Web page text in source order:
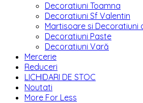
Decoratiuni Toamna
Decoratiuni Sf Valentin
Martisoare si Decoratiuni
Decoratiuni Paste
Decoratiuni Vară
Mercerie
Reduceri
LICHIDARI DE STOC
Noutati
More For Less